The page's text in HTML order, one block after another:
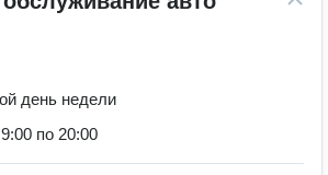
день недели
по 20:00